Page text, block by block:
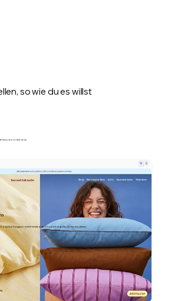
so wie du es willst
hinzu und ordne sie an.
Aufgaben, erstellt Inhalte jeder Art und erledigt alles im Handumdrehen.